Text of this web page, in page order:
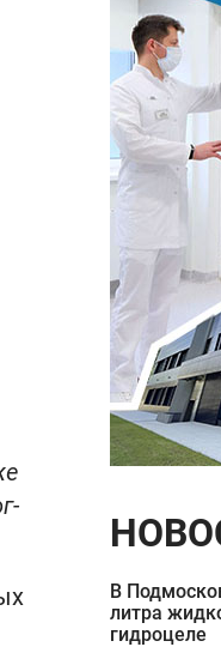
В
литра
гидроцеле